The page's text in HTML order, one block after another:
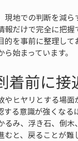
現地での判断を減
報だけで完全に把
的を事前に整理し
始まっています。
着前に
やヒヤリとする場
する意識が強くな
るみ、浮き石、倒
と、戻ることが難